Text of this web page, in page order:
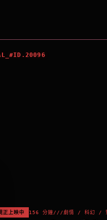
正上映中 156 分鐘/// 劇情 / 科幻 /